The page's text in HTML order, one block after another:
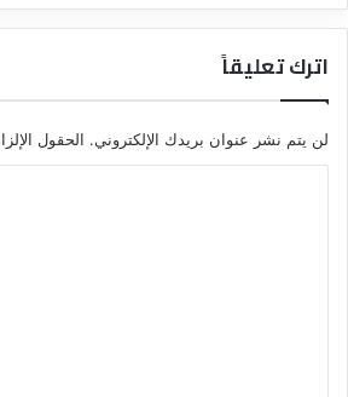
اترك تعليقاً
لن يتم نشر عنوان بريدك الإلكتروني. الحقول